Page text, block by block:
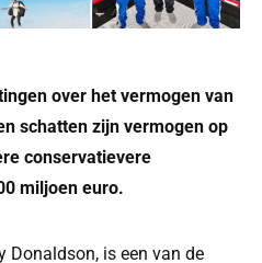
over het vermogen van
schatten zijn vermogen op
conservatievere
miljoen euro.
Donaldson, is een van de